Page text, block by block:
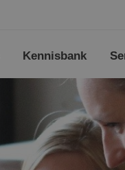
Kennisbank